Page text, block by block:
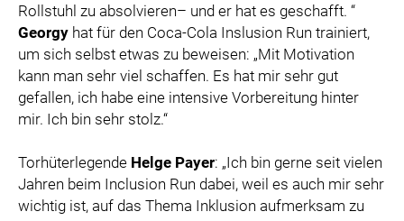
Rollstuhl zu absolvieren– und er hat es geschafft. “
Georgy hat für den Coca-Cola Inslusion Run trainiert,
um sich selbst etwas zu beweisen: „Mit Motivation
kann man sehr viel schaffen. Es hat mir sehr gut
gefallen, ich habe eine intensive Vorbereitung hinter
mir. Ich bin sehr stolz.“
Torhüterlegende Helge Payer: „Ich bin gerne seit vielen
Jahren beim Inclusion Run dabei, weil es auch mir sehr
wichtig ist, auf das Thema Inklusion aufmerksam zu